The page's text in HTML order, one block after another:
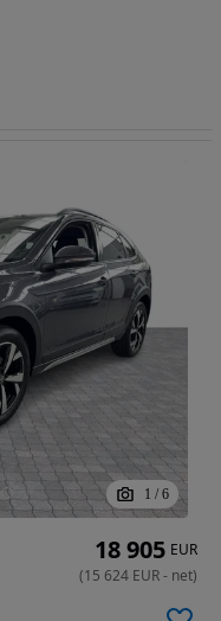
1 / 6
18 905 EUR
(15 624 EUR- net)